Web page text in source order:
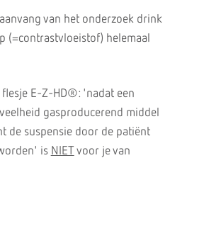
van het onderzoek drink
(=contrastvloeistof) helemaal
flesje E-Z-HD®: 'nadat een
gasproducerend middel
de suspensie door de patiënt
is NIET voor je van